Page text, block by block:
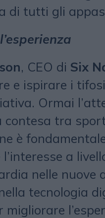
di tutti gli
, CEO di Six
e ispirare i
Ormai
contesa tra
è
a
nelle nuove
tecnologia
migliorare